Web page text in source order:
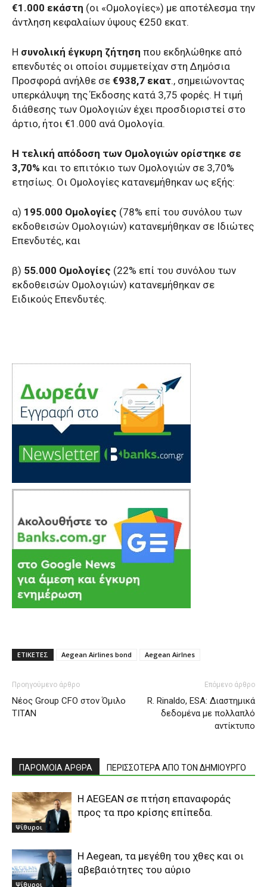
€1.000 εκάστη (οι «Ομολογίες») με αποτέλεσμα την
άντληση κεφαλαίων ύψους €250 εκατ.
Η συνολική έγκυρη ζήτηση που εκδηλώθηκε από
επενδυτές οι οποίοι συμμετείχαν στη Δημόσια
Προσφορά ανήλθε σε €938,7 εκατ., σημειώνοντας
υπερκάλυψη της Έκδοσης κατά 3,75 φορές. Η τιμή
διάθεσης των Ομολογιών έχει προσδιοριστεί στο
άρτιο, ήτοι €1.000 ανά Ομολογία.
Η τελική απόδοση των Ομολογιών ορίστηκε σε
3,70% και το επιτόκιο των Ομολογιών σε 3,70%
ετησίως. Οι Ομολογίες κατανεμήθηκαν ως εξής:
α) 195.000 Ομολογίες (78% επί του συνόλου των
εκδοθεισών Ομολογιών) κατανεμήθηκαν σε Ιδιώτες
Επενδυτές, και
β) 55.000 Ομολογίες (22% επί του συνόλου των
εκδοθεισών Ομολογιών) κατανεμήθηκαν σε
Ειδικούς Επενδυτές.
ΕΤΙΚΕΤΕΣ Aegean Airlines bond Aegean Airlnes
Προηγούμενο άρθρο
Νέος Group CFO στον Όμιλο
ΤΙΤΑΝ
Επόμενο άρθρο
R. Rinaldo, ESA: Διαστημικά
δεδομένα με πολλαπλό
αντίκτυπο
ΠΑΡΟΜΟΙΑ ΑΡΘΡΑ ΠΕΡΙΣΣΟΤΕΡΑ ΑΠΟ ΤΟΝ ΔΗΜΙΟΥΡΓΟ
Ψίθυροι
H AEGEAN σε πτήση επαναφοράς
προς τα προ κρίσης επίπεδα.
Ψίθυροι
Η Aegean, τα μεγέθη του χθες και οι
αβεβαιότητες του αύριο